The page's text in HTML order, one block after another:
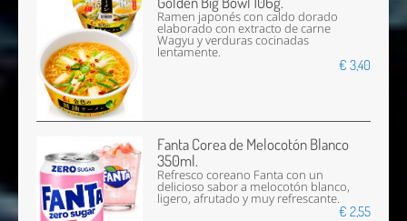
Ramen japonés con caldo dorado
elaborado con extracto de carne
Wagyu y verduras cocinadas
lentamente.
€ 3,40
Fanta Corea de Melocotón Blanco
350ml.
Refresco coreano Fanta con un
delicioso sabor a melocotón blanco,
ligero, afrutado y muy refrescante.
€ 2,55